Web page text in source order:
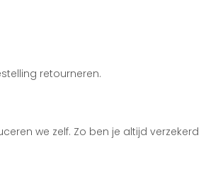
retourneren.
we zelf. Zo ben je altijd verzekerd